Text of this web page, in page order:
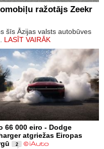
ražotājs Zeekr
šīs Āzijas valsts autobūves
LASĪT VAIRĀK
66 000 eiro - Dodge
atgriežas Eiropas
2